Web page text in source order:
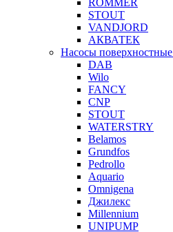
ROMMER
STOUT
VANDJORD
АКВАТЕК
Насосы поверхностные
DAB
Wilo
FANCY
CNP
STOUT
WATERSTRY
Belamos
Grundfos
Pedrollo
Aquario
Omnigena
Джилекс
Millennium
UNIPUMP